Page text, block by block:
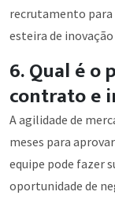
recrutamento para
esteira de
6. Qual é o
contrato e
A agilidade de
meses para
equipe pode fazer
oportunidade de